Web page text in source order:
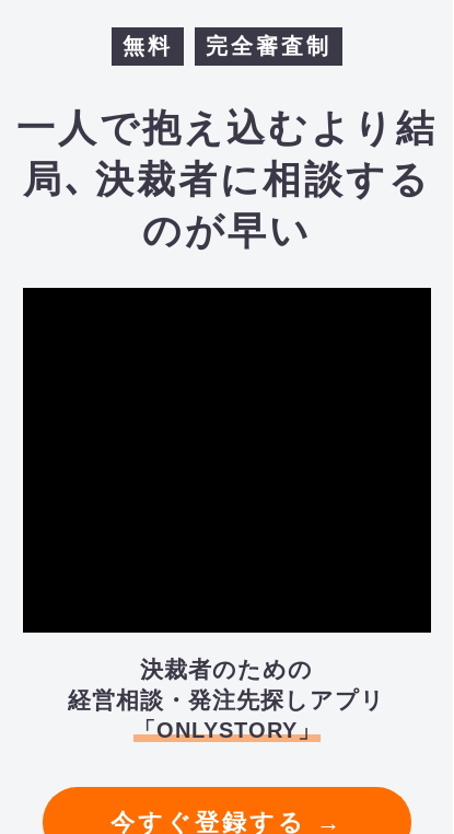
無料 完全審査制
一人で抱え込むより結
局､ 決裁者に相談する
のが早い
決裁者のための
経営相談・発注先探しアプリ
「ONLYSTORY」
今すぐ登録する →